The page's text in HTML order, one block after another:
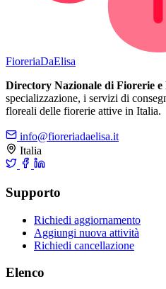
FioreriaDaElisa
Directory Nazionale di Fiorerie e
specializzazione, i servizi di
floreali delle fiorerie attive in Italia.
info@fioreriadaelisa.it
Italia
Supporto
Richiedi aggiornamento
Aggiungi nuova attività
Richiedi cancellazione
Elenco